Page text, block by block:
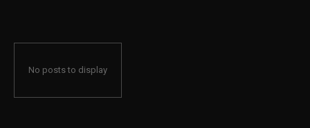
No posts to display